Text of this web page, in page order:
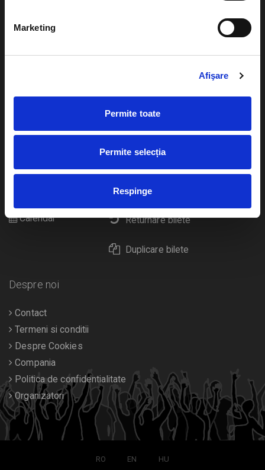
Marketing
Afişare
Permite toate
Permite selecția
Respinge
Plata online sau cash
eBilet printat acasa
Livrare prin curier
Returnare bilete
Duplicare bilete
Teatru
festivaluri
Cultura
Calendar
Despre noi
Contact
Termeni si conditii
Despre Cookies
Compania
Politica de confidentialitate
Organizatori
RO EN HU